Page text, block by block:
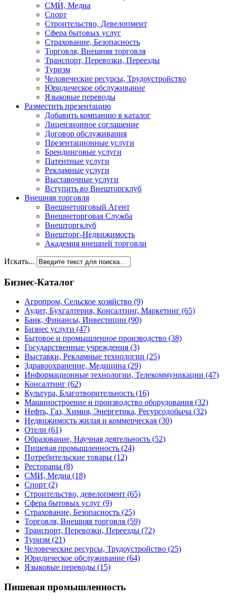
СМИ, Медиа
Спорт
Строительство, Девелопмент
Сфера бытовых услуг
Страхование, Безопасность
Торговля, Внешняя торговля
Транспорт, Перевозки, Переезды
Туризм
Человеческие ресурсы, Трудоустройство
Юридическое обслуживание
Языковые переводы
Разместить презентацию
Добавить компанию в каталог
Лицензионное соглашение
Договор обслуживания
Презентационные услуги
Брендинговые услуги
Патентные услуги
Рекламные услуги
Выставочные услуги
Вступить во Внешторгклуб
Внешняя торговля
Внешнеторговый Агент
Внешнеторговая Служба
Внешторгклуб
Внешторг-Недвижимость
Академия внешней торговли
Искать...
Бизнес-Каталог
Агропром, Сельское хозяйство (9)
Аудит, Бухгалтерия, Консалтинг, Маркетинг (65)
Банк, Финансы, Инвестиции (90)
Бизнес услуги (47)
Бытовое и промышленное производство (38)
Государственные учреждения (3)
Выставки, Рекламные технологии (25)
Здравоохранение, Медицина (29)
Информационные технологии, Телекоммуникации (47)
Консалтинг (62)
Культура, Благотворительность (16)
Машиностроение и производство оборудования (32)
Нефть, Газ, Химия, Энергетика, Ресурсодобыча (32)
Недвижимость жилая и коммерческая (30)
Отели (61)
Образование, Научная деятельность (52)
Пишевая промышленность (24)
Потребительские товары (12)
Рестораны (8)
СМИ, Медиа (18)
Спорт (2)
Строительство, девелопмент (65)
Сфера бытовых услуг (9)
Страхование, Безопасность (25)
Торговля, Внешняя торговля (59)
Транспорт, Перевозки, Переезды (72)
Туризм (21)
Человеческие ресурсы, Трудоустройство (25)
Юридическое обслуживание (64)
Языковые переводы (15)
Пишевая промышленность